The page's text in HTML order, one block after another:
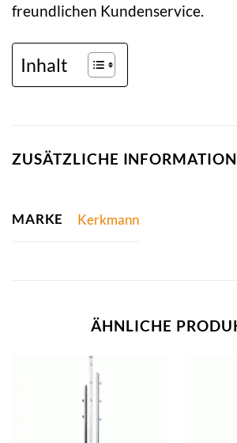
freundlichen Kundenservice.
Inhalt
ZUSÄTZLICHE
MARKE Kerkmann
ÄHNLICHE